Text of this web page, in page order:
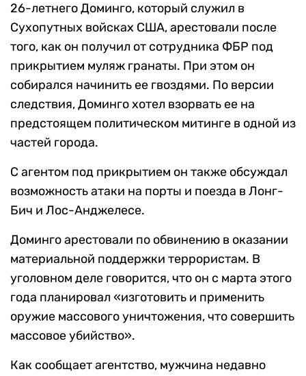
26-летнего Доминго, который служил в
Сухопутных войсках США, арестовали после
того, как он получил от сотрудника ФБР под
прикрытием муляж гранаты. При этом он
собирался начинить ее гвоздями. По версии
следствия, Доминго хотел взорвать ее на
предстоящем политическом митинге в одной из
частей города.
С агентом под прикрытием он также обсуждал
возможность атаки на порты и поезда в Лонг-
Бич и Лос-Анджелесе.
Доминго арестовали по обвинению в оказании
материальной поддержки террористам. В
уголовном деле говорится, что он с марта этого
года планировал «изготовить и применить
оружие массового уничтожения, что совершить
массовое убийство».
Как сообщает агентство, мужчина недавно